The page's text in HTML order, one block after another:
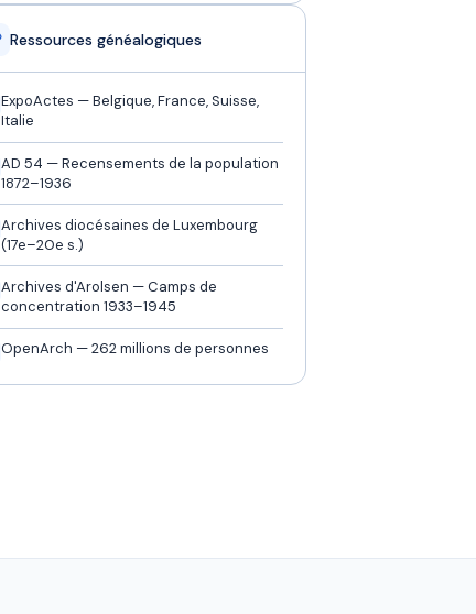
Ressources généalogiques
ExpoActes — Belgique, France, Suisse,
Italie
AD 54 — Recensements de la population
1872–1936
Archives diocésaines de Luxembourg
(17e–20e s.)
Archives d'Arolsen — Camps de
concentration 1933–1945
OpenArch — 262 millions de personnes